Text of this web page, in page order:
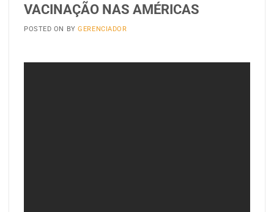
VACINAÇÃO NAS AMÉRICAS
POSTED ON BYGERENCIADOR